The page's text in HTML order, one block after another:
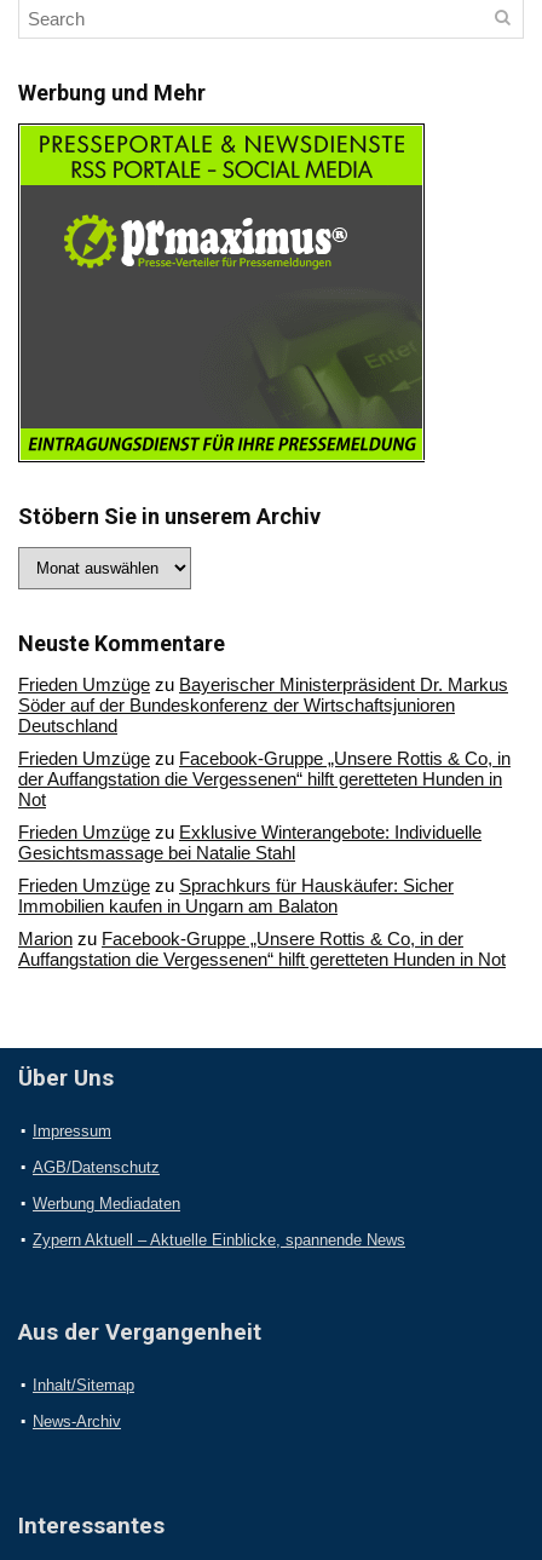
Werbung und Mehr
Stöbern Sie in unserem Archiv
Sie
Archiv
Neuste Kommentare
Frieden Umzüge zu Bayerischer Ministerpräsident Dr. Markus
Söder auf der Bundeskonferenz der Wirtschaftsjunioren
Deutschland
Frieden Umzüge zu Facebook-Gruppe „Unsere Rottis & Co, in
der Auffangstation die Vergessenen“ hilft geretteten Hunden in
Not
Frieden Umzüge zu Exklusive Winterangebote: Individuelle
Gesichtsmassage bei Natalie Stahl
Frieden Umzüge zu Sprachkurs für Hauskäufer: Sicher
Immobilien kaufen in Ungarn am Balaton
Marion zu Facebook-Gruppe „Unsere Rottis & Co, in der
Auffangstation die Vergessenen“ hilft geretteten Hunden in Not
Über Uns
Impressum
AGB/Datenschutz
Werbung Mediadaten
Zypern Aktuell – Aktuelle Einblicke, spannende News
Aus der Vergangenheit
Inhalt/Sitemap
News-Archiv
Interessantes